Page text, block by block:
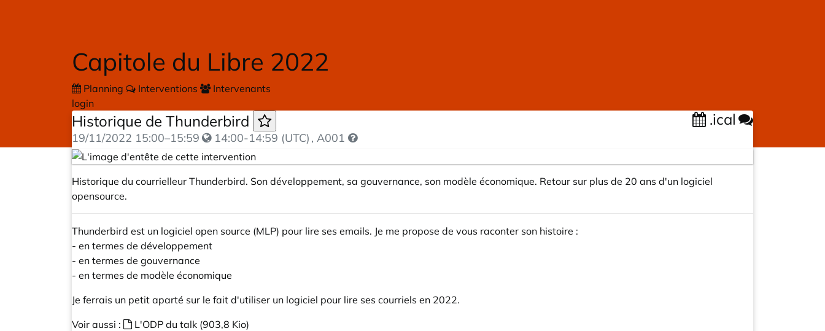
Capitole du Libre 2022
Planning Interventions
Intervenants
login
Historique de Thunderbird .ical
19/11/2022 15:00–15:59 14:00-14:59 (UTC) , A001
Historique du courrielleur Thunderbird. Son développement, sa gouvernance, son modèle économique. Retour sur plus de 20 ans d'un logiciel
opensource.
Thunderbird est un logiciel open source (MLP) pour lire ses emails. Je me propose de vous raconter son histoire :
- en termes de développement
- en termes de gouvernance
- en termes de modèle économique
Je ferrais un petit aparté sur le fait d'utiliser un logiciel pour lire ses courriels en 2022.
Voir aussi :
L'ODP du talk (903,8 Kio)